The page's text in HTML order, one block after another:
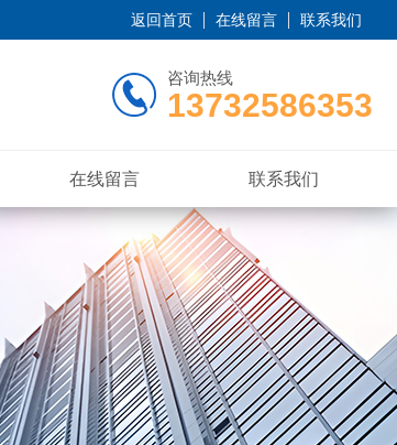
返回首页 在线留言 联系我们
咨询热线
13732586353
在线留言 联系我们